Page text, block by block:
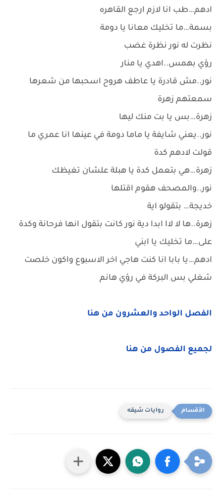
ادهم…طب انا لازم ارجع القاهره
بسمة…ما تخليك معانا يا دومة
نظرت له نور نظرة غضب
رؤي بهمس..اهدي يا منار
نور..مش قادرة يا عاطف هروح اسحبها من شعرها
سمعتهم زهرة
زهرة…بس يا بت منك ليها
نور..يعني شايفة يا ماما دومة في عينها انا عمري ما
قولت لادهم كدة
زهرة…هي بتعمل كدة يا هبلة علشان تغيظك
نور..والمصحف هقوم اقتلها
خديجة… بتقولو اية
زهرة..ها لا لاا ابدا دية نور كانت بتقول انها فرحانة وكدة
على…ما تخليك يا ابني
ادهم…يا بابا انا كنت هاجي اخر الاسبوع واكون خلصت
شغلي بس البركة في رؤي هانم
الفصل الواحد والعشرون من هنا
لجميع الفصول من هنا
روايات شيقه